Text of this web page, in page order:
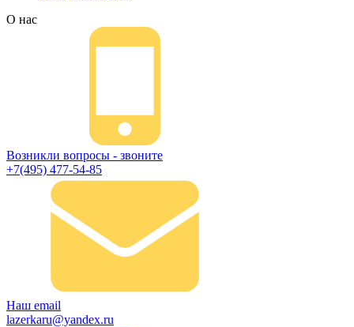
О нас
Возникли вопросы - звоните
+7(495) 477-54-85
Наш email
lazerkaru@yandex.ru